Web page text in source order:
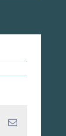
E-